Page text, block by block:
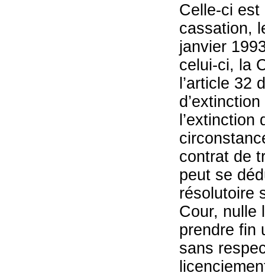
Celle-ci est
cassation,
janvier
celui-ci, la
l’article 32
contrat de
peut se
résolutoire
Cour, nulle
prendre fin
sans